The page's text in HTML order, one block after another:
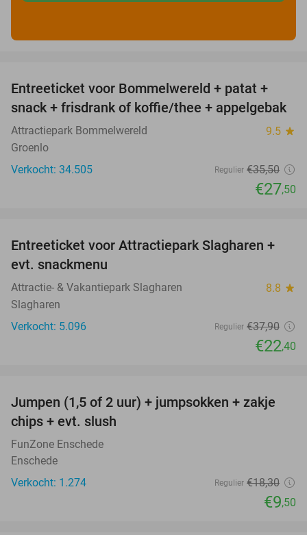
23%
Entreeticket voor Bommelwereld + patat +
snack + frisdrank of koffie/thee + appelgebak
Attractiepark Bommelwereld 9.5 star
Groenlo
Verkocht: 34.505
Regulier €35,50
€27,50
41%
Entreeticket voor Attractiepark Slagharen +
evt. snackmenu
Attractie- & Vakantiepark Slagharen 8.8 star
Slagharen
Verkocht: 5.096
Regulier €37,90
€22,40
48%
Jumpen (1,5 of 2 uur) + jumpsokken + zakje
chips + evt. slush
FunZone Enschede
Enschede
Verkocht: 1.274
Regulier €18,30
€9,50